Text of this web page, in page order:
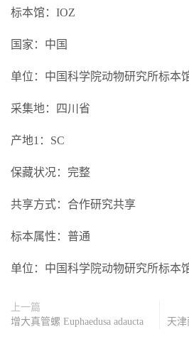
标本馆：IOZ
国家：中国
单位：中国科学院动物研究所标本
采集地：四川省
产地1：SC
保藏状况：完整
共享方式：合作研究共享
标本属性：普通
单位：中国科学院动物研究所标本
上一篇
增大真管螺 Euphaedusa adaucta
天津